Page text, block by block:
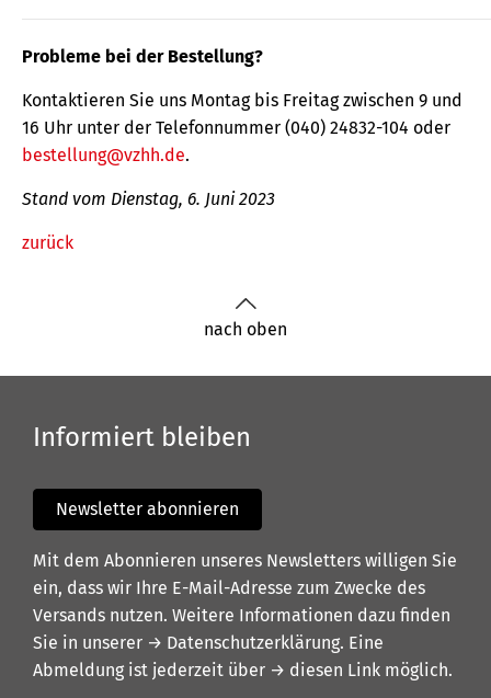
Probleme bei der Bestellung?
Kontaktieren Sie uns Montag bis Freitag zwischen 9 und
16 Uhr unter der Telefonnummer (040) 24832-104 oder
bestellung@vzhh.de.
Stand vom Dienstag, 6. Juni 2023
zurück
nach oben
Informiert bleiben
Newsletter abonnieren
Mit dem Abonnieren unseres Newsletters willigen Sie
ein, dass wir Ihre E-Mail-Adresse zum Zwecke des
Versands nutzen. Weitere Informationen dazu finden
Sie in unserer → Datenschutzerklärung. Eine
Abmeldung ist jederzeit über → diesen Link möglich.